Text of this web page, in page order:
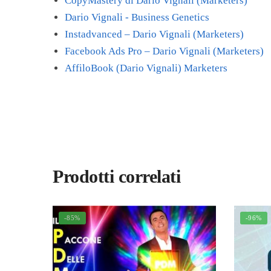
Dario Vignali - Business Genetics
Instadvanced – Dario Vignali (Marketers)
Facebook Ads Pro – Dario Vignali (Marketers)
AffiloBook (Dario Vignali) Marketers
Prodotti correlati
-85% -96%